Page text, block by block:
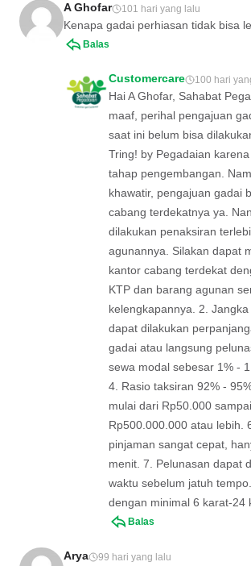
A Ghofar 101 hari yang lalu
Kenapa gadai perhiasan tidak bisa
Balas
Customercare 100 hari
Hai A Ghofar, Sahabat
maaf, perihal pengajuan
saat ini belum bisa
Tring! by Pegadaian
tahap pengembangan.
khawatir, pengajuan gadai
cabang terdekatnya ya.
dilakukan penaksiran
agunannya. Silakan dapat
kantor cabang terdekat
KTP dan barang agunan
kelengkapannya. 2.
dapat dilakukan
gadai atau langsung
sewa modal sebesar 1% -
4. Rasio taksiran 92% -
mulai dari Rp50.000
Rp500.000.000 atau lebih.
pinjaman sangat cepat,
menit. 7. Pelunasan dapat
waktu sebelum jatuh
dengan minimal 6 karat-24
Balas
Arya 99 hari yang lalu